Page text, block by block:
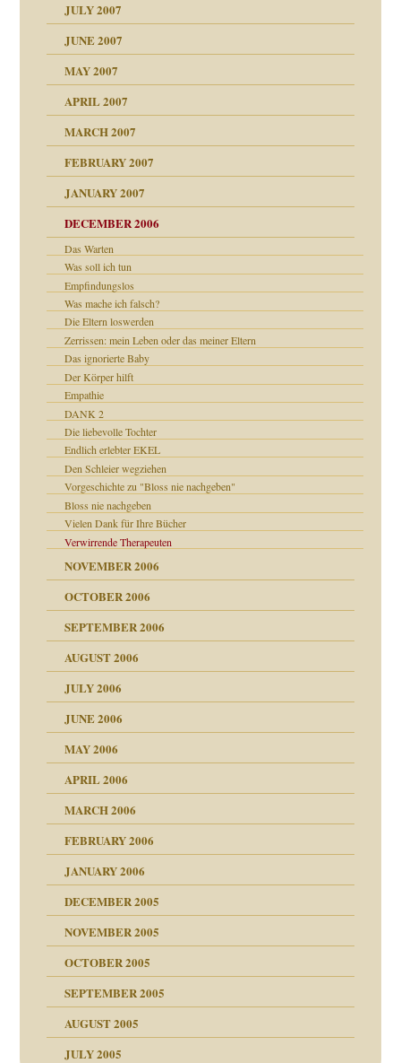
in meiner
JULY 2007
JUNE 2007
MAY 2007
APRIL 2007
MARCH 2007
FEBRUARY 2007
JANUARY 2007
DECEMBER 2006
Das Warten
Was soll ich tun
Empfindungslos
Was mache ich falsch?
Die Eltern loswerden
Zerrissen: mein Leben oder das meiner Eltern
Das ignorierte Baby
Der Körper hilft
Empathie
DANK 2
Die liebevolle Tochter
Endlich erlebter EKEL
Den Schleier wegziehen
Vorgeschichte zu "Bloss nie nachgeben"
Bloss nie nachgeben
Vielen Dank für Ihre Bücher
Verwirrende Therapeuten
NOVEMBER 2006
OCTOBER 2006
SEPTEMBER 2006
AUGUST 2006
JULY 2006
JUNE 2006
MAY 2006
APRIL 2006
MARCH 2006
FEBRUARY 2006
JANUARY 2006
DECEMBER 2005
NOVEMBER 2005
OCTOBER 2005
SEPTEMBER 2005
AUGUST 2005
JULY 2005